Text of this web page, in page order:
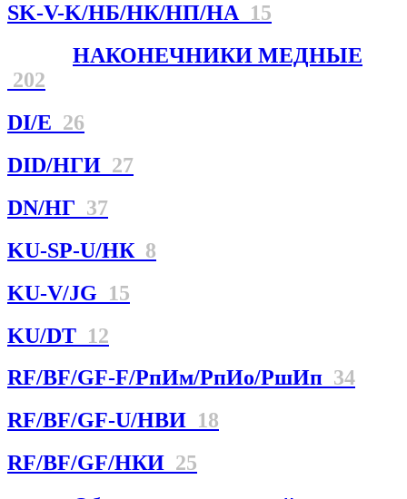
SK-V-K/НБ/НК/НП/НА 15
НАКОНЕЧНИКИ МЕДНЫЕ
202
DI/E 26
DID/НГИ 27
DN/НГ 37
KU-SP-U/НК 8
KU-V/JG 15
KU/DT 12
RF/BF/GF-F/РпИм/РпИо/РшИп 34
RF/BF/GF-U/НBИ 18
RF/BF/GF/НКИ 25